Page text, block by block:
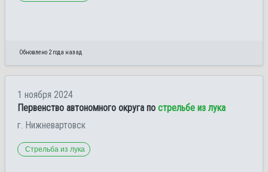
Обновлено 2 года назад
1 ноября 2024
Первенство автономного округа по стрельбе из лука
г. Нижневартовск
Стрельба из лука